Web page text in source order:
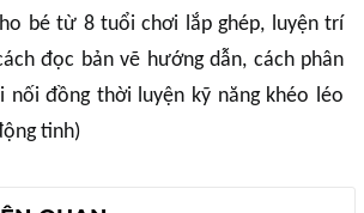
bé từ 8 tuổi chơi lắp ghép, luyện trí
đọc bản vẽ hướng dẫn, cách phân
nối đồng thời luyện kỹ năng khéo léo
tinh)